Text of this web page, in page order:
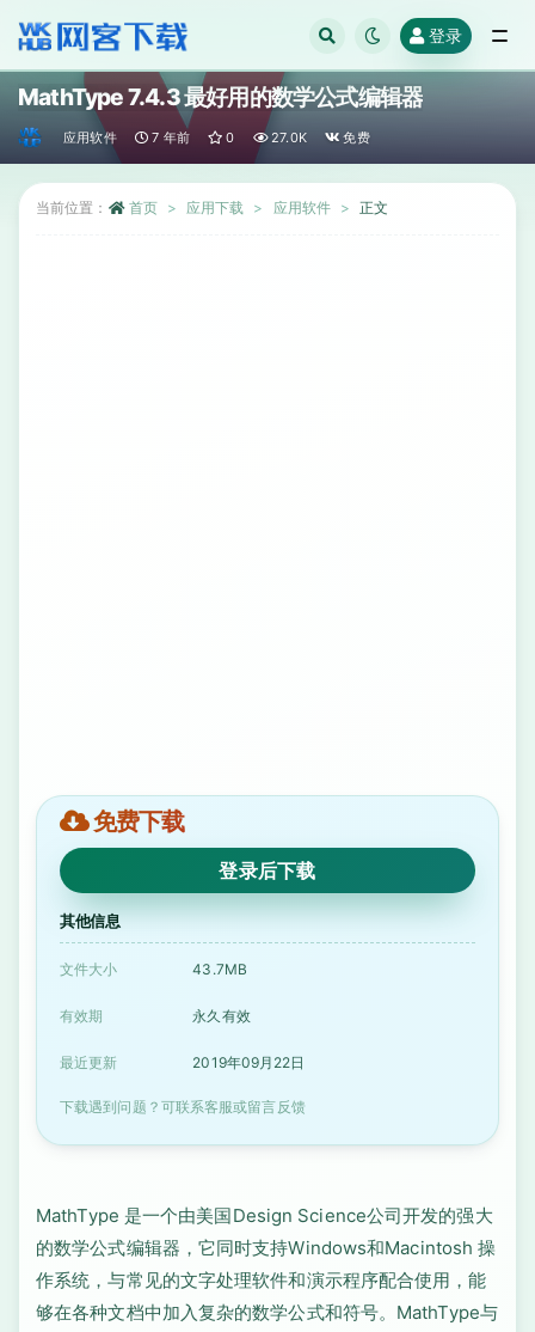
登录
MathType 7.4.3 最好用的数学公式编辑器
应用软件 7 年前 0 27.0K 免费
当前位置： 首页 应用下载 应用软件 正文
免费下载
登录后下载
其他信息
文件大小 43.7MB
有效期 永久有效
最近更新 2019年09月22日
下载遇到问题？可联系客服或留言反馈
MathType 是一个由美国Design Science公司开发的强大
的数学公式编辑器，它同时支持Windows和Macintosh 操
作系统，与常见的文字处理软件和演示程序配合使用，能
够在各种文档中加入复杂的数学公式和符号。MathType与
全部